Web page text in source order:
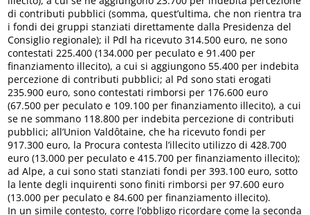
di contributi pubblici (somma, quest’ultima, che non rientra tra
i fondi dei gruppi stanziati direttamente dalla Presidenza del
Consiglio regionale); il Pdl ha ricevuto 314.500 euro, ne sono
contestati 225.400 (134.000 per peculato e 91.400 per
finanziamento illecito), a cui si aggiungono 55.400 per indebita
percezione di contributi pubblici; al Pd sono stati erogati
235.900 euro, sono contestati rimborsi per 176.600 euro
(67.500 per peculato e 109.100 per finanziamento illecito), a cui
se ne sommano 118.800 per indebita percezione di contributi
pubblici; all’Union Valdôtaine, che ha ricevuto fondi per
917.300 euro, la Procura contesta l’illecito utilizzo di 428.700
euro (13.000 per peculato e 415.700 per finanziamento illecito);
ad Alpe, a cui sono stati stanziati fondi per 393.100 euro, sotto
la lente degli inquirenti sono finiti rimborsi per 97.600 euro
(13.000 per peculato e 84.600 per finanziamento illecito).
In un simile contesto, corre l’obbligo ricordare come la seconda